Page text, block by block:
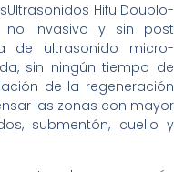
Hifu Doublo-
no invasivo y sin post
de ultrasonido micro-
sin ningún tiempo de
de la regeneración
las zonas con mayor
submentón, cuello y